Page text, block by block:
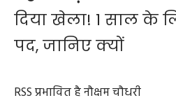
दिया खेला! 1 साल के
पद, जानिए क्यों
RSS प्रभावित है नौक्षम चौधरी